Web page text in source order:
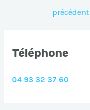
l’articleprécédent
Téléphone
04 93 32 37 60